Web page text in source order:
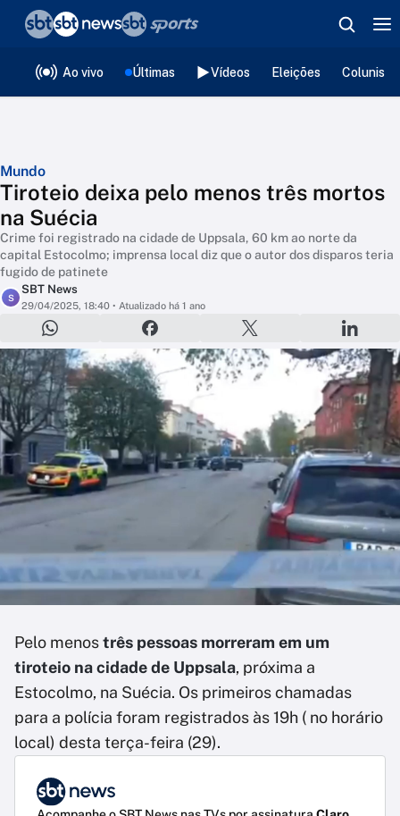
Ao vivo Últimas Vídeos Eleições
Mundo
Tiroteio deixa pelo menos três mortos
na Suécia
Crime foi registrado na cidade de Uppsala, 60 km ao norte da
capital Estocolmo; imprensa local diz que o autor dos disparos teria
fugido de patinete
S
SBT News
29/04/2025, 18:40 • Atualizado há 1 ano
Pelo menostrês pessoas morreram em um
tiroteio na cidade de Uppsala, próxima a
Estocolmo, na Suécia. Os primeiros chamadas
para a polícia foram registrados às 19h ( no horário
local) desta terça-feira (29).
❮voltar
Editorias